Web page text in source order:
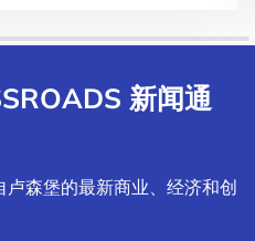
新闻通
森堡的最新商业、经济和创